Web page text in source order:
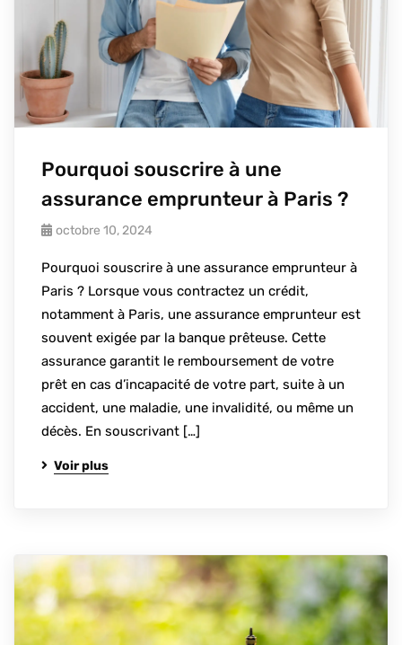
Pourquoi souscrire à une
assurance emprunteur à Paris ?
octobre 10, 2024
Pourquoi souscrire à une assurance emprunteur à
Paris ? Lorsque vous contractez un crédit,
notamment à Paris, une assurance emprunteur est
souvent exigée par la banque prêteuse. Cette
assurance garantit le remboursement de votre
prêt en cas d’incapacité de votre part, suite à un
accident, une maladie, une invalidité, ou même un
décès. En souscrivant […]
Voir plus